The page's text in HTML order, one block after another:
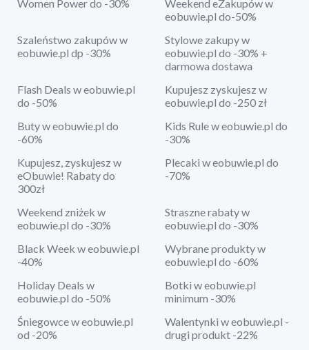
Women Power do -30%
Weekend eZakupów w
eobuwie.pl do-50%
Szaleństwo zakupów w
eobuwie.pl dp -30%
Stylowe zakupy w
eobuwie.pl do -30% +
darmowa dostawa
Flash Deals w eobuwie.pl
do -50%
Kupujesz zyskujesz w
eobuwie.pl do -250 zł
Buty w eobuwie.pl do
-60%
Kids Rule w eobuwie.pl do
-30%
Kupujesz, zyskujesz w
eObuwie! Rabaty do
300zł
Plecaki w eobuwie.pl do
-70%
Weekend zniżek w
eobuwie.pl do -30%
Straszne rabaty w
eobuwie.pl do -30%
Black Week w eobuwie.pl
-40%
Wybrane produkty w
eobuwie.pl do -60%
Holiday Deals w
eobuwie.pl do -50%
Botki w eobuwie.pl
minimum -30%
Śniegowce w eobuwie.pl
od -20%
Walentynki w eobuwie.pl -
drugi produkt -22%